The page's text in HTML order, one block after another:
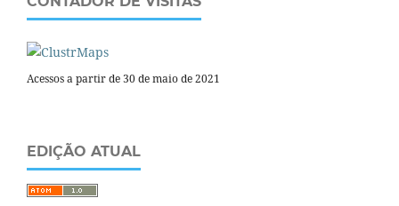
Acessos a partir de 30 de maio de 2021
EDIÇÃO ATUAL